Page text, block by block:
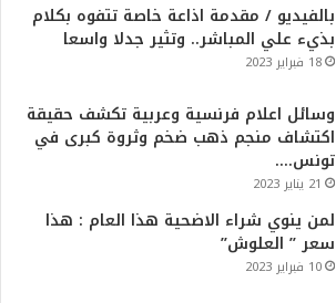
بالفيديو / مقدمة اذاعة خاصة تتفوه بكلام
بذيء علي المباشر.. وتثير جدلا واسعا
18 فبراير 2023
وسائل اعلام فرنسية وعربية تكشف حقيقة
اكتشاف منجم ذهب ضخم وثروة كبرى في
تونس….
21 يناير 2023
لمن ينوي شراء الاضحية هذا العام : هذا
سعر ” العلوش”
10 فبراير 2023